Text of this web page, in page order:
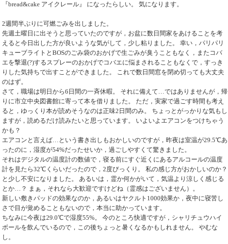
『bread&cake アイクレール』 になったらしい。 気になります。
2週間半ぶりに可燃ごみを出しました。
先週土曜日に出そうと思っていたのですが，お盆に数日間家をあけることを考
えると今日出した方が良いような気がして，少し粘りました。 幸い，パリパリ
キューブライトとBOSのごみ袋のおかげで生ごみが臭うこともなく，またコバ
エを撃退(?)するスプレーのおかげでコバエに悩まされることもなくで，すっき
りした気持ちで出すことができました。 これで数日間窓を閉め切っても大丈夫
のはず。
さて，職場は明日から6日間の一斉休暇。 それに備えて…ではありませんが，帰
りに市立中央図書館に寄って本を借りました。 ただ，実家で過ごす時間も考え
ると，ゆっくり本が読めそうなのは正味2日間のみ。 ちょっとがっかりな気もし
ますが，読めるだけ読みたいと思っています。 いよいよエアコンをつけちゃう
かも？
エアコンと言えば…という書き出しもおかしいのですが，昨夜は室温が29.5℃あ
ったのに，湿度が54%だったせいか，過ごしやすくて驚きました。
それはデジタルの温度計の数値で，寝る前にすぐ近くにあるアルコールの温度
計を見たら32℃くらいだったので，2度びっくり。 私の感じ方がおかしいのか？
と少し不安になりました。 あるいは，霊か何かがいて，気温より涼しく感じる
とか…？ まぁ，それなら大歓迎ですけどね（霊感はございません）。
新しい敷きパッドの効果なのか，あるいはヤクルト1000効果か，夜中に寝苦し
さで目が覚めることもないので，本当に助かっています。
ちなみに今夜は29.0℃で湿度55%。 今のところ快適ですが，シャリチュウハイ
ボールを飲んでいるので，この後ちょっと暑くなるかもしれません。 やむな
し。